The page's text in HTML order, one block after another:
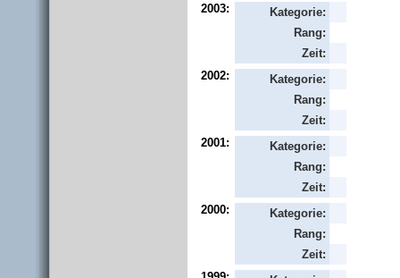
2003:
Kategorie:
Rang:
Zeit:
2002:
Kategorie:
Rang:
Zeit:
2001:
Kategorie:
Rang:
Zeit:
2000:
Kategorie:
Rang:
Zeit: